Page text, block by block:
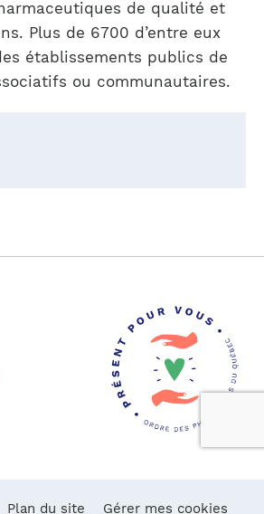
de qualité et
Plus de 6700 d’entre eux
établissements publics de
ou communautaires.
Plan du site Gérer mes cookies